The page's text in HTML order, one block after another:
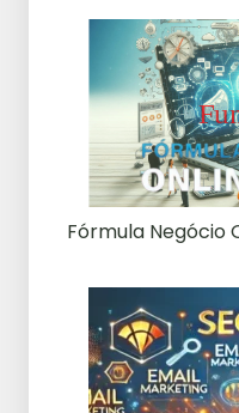
Fórmula Negócio